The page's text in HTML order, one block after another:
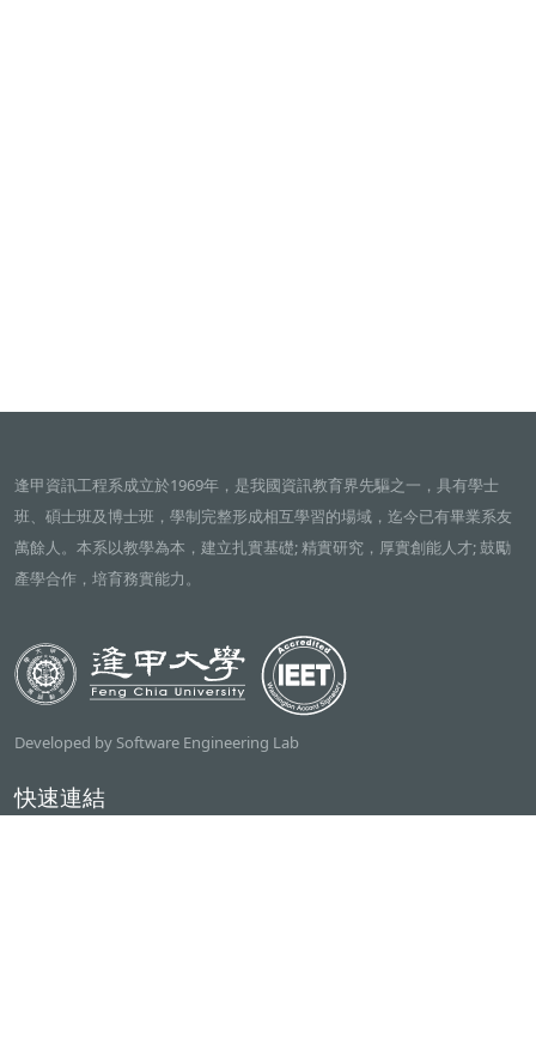
逢甲資訊工程系成立於1969年，是我國資訊教育界先驅之一，具有學士
班、碩士班及博士班，學制完整形成相互學習的場域，迄今已有畢業系友
萬餘人。本系以教學為本，建立扎實基礎; 精實研究，厚實創能人才; 鼓勵
產學合作，培育務實能力。
Developed by Software Engineering Lab
快速連結